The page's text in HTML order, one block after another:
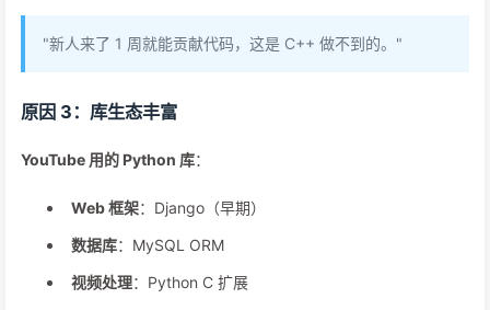
"新人来了 1 周就能贡献代码，这是 C++ 做不到的。"
原因 3：库生态丰富
YouTube 用的 Python 库：
Web 框架：Django（早期）
数据库：MySQL ORM
视频处理：Python C 扩展